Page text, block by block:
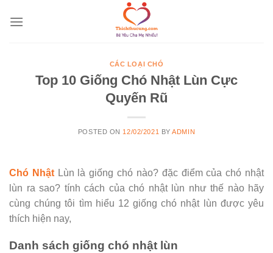
CÁC LOẠI CHÓ
Top 10 Giống Chó Nhật Lùn Cực
Quyến Rũ
POSTED ON 12/02/2021 BYADMIN
Chó NhậtLùn là giống chó nào? đặc điểm của chó nhật
lùn ra sao? tính cách của chó nhật lùn như thế nào hãy
cùng chúng tôi tìm hiểu 12 giống chó nhật lùn được yêu
thích hiện nay,
Danh sách giống chó nhật lùn